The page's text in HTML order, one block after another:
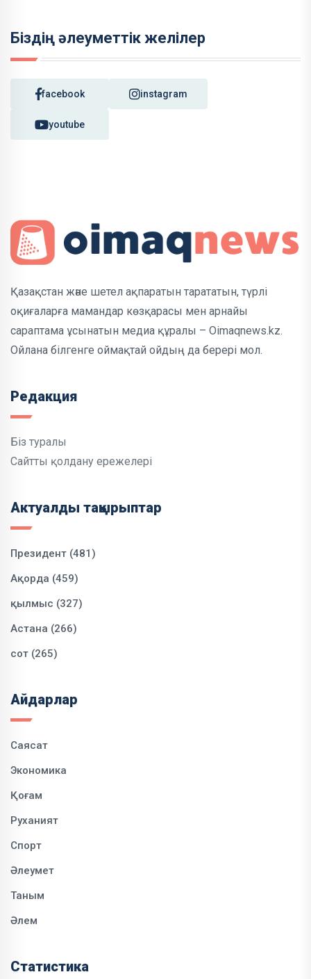
Біздің әлеуметтік желілер
facebook instagram
youtube
Қазақстан және шетел ақпаратын тарататын, түрлі
оқиғаларға мамандар көзқарасы мен арнайы
сараптама ұсынатын медиа құралы – Oimaqnews.kz.
Ойлана білгенге оймақтай ойдың да берері мол.
Редакция
Біз туралы
Сайтты қолдану ережелері
Актуалды тақырыптар
Президент (481)
Ақорда (459)
қылмыс (327)
Астана (266)
сот (265)
Айдарлар
Саясат
Экономика
Қоғам
Руханият
Спорт
Әлеумет
Таным
Әлем
Статистика